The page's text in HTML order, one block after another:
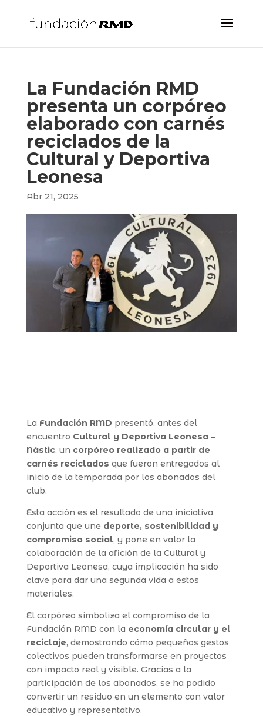
La Fundación RMD
presenta un corpóreo
elaborado con carnés
reciclados de la
Cultural y Deportiva
Leonesa
Abr 21, 2025
La Fundación RMD presentó, antes del
encuentro Cultural y Deportiva Leonesa –
Nàstic, un corpóreo realizado a partir de
carnés reciclados que fueron entregados al
inicio de la temporada por los abonados del
club.
Esta acción es el resultado de una iniciativa
conjunta que une deporte, sostenibilidad y
compromiso social, y pone en valor la
colaboración de la afición de la Cultural y
Deportiva Leonesa, cuya implicación ha sido
clave para dar una segunda vida a estos
materiales.
El corpóreo simboliza el compromiso de la
Fundación RMD con la economía circular y el
reciclaje, demostrando cómo pequeños gestos
colectivos pueden transformarse en proyectos
con impacto real y visible. Gracias a la
participación de los abonados, se ha podido
convertir un residuo en un elemento con valor
educativo y representativo.